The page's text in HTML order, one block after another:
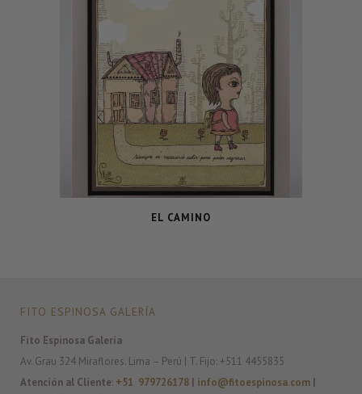
EL CAMINO
FITO ESPINOSA GALERÍA
Fito Espinosa Galería
Av. Grau 324 Miraflores. Lima – Perú | T. Fijo: +511 4455835
Atención al Cliente: +51 979726178 info@fitoespinosa.com